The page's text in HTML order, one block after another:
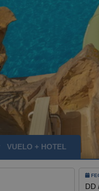
TELÉFONO
HORARIO
Acepto los
VUELO + HOTEL
DD